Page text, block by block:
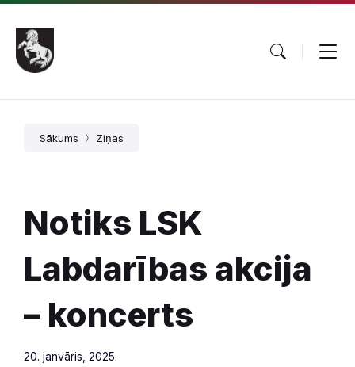
Pāriet
saturu
Skip
main
navigation
Skip
footer
Sākums Ziņas
Notiks LSK
Labdarības akcija
– koncerts
20. janvāris, 2025.